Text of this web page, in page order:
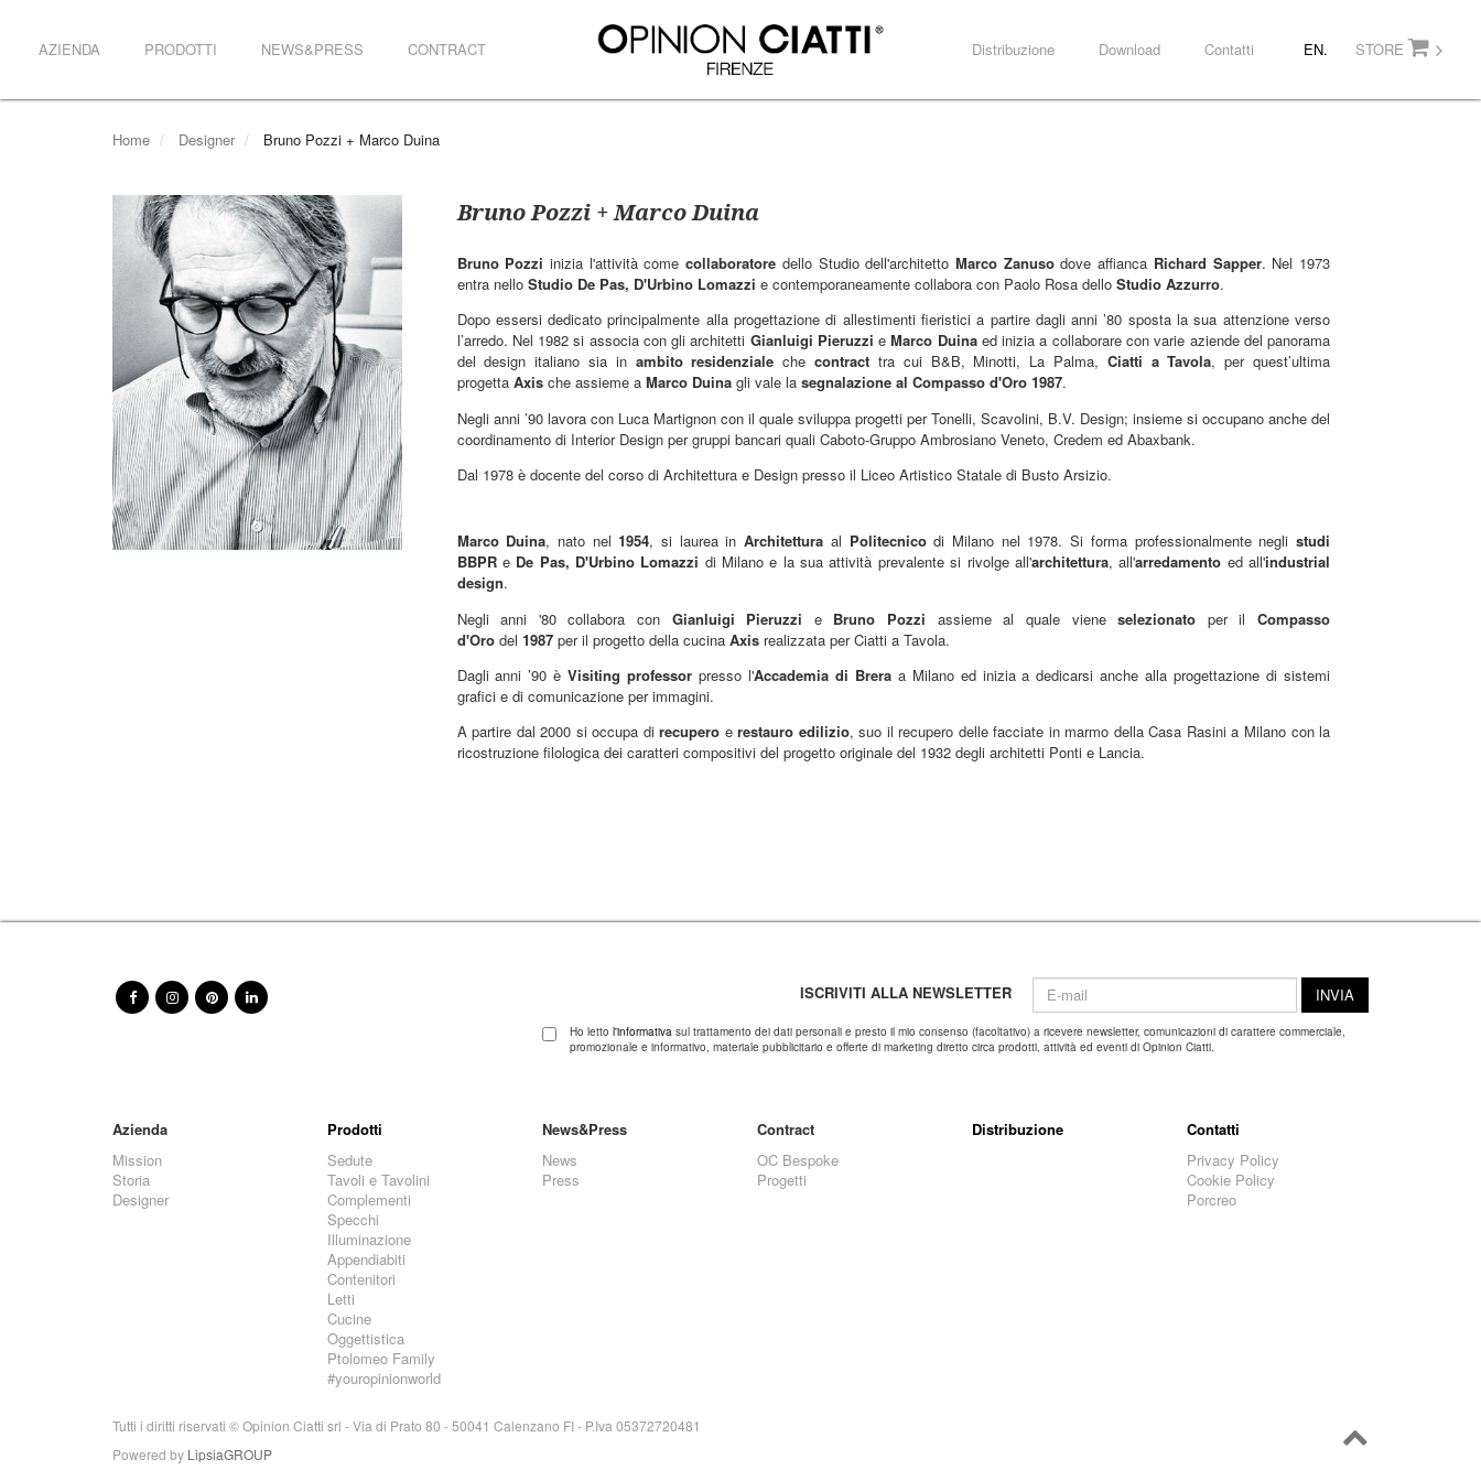
AZIENDA PRODOTTI NEWS&PRESS CONTRACT STORE
EN.
Distribuzione Download Contatti
Home Designer Bruno Pozzi + Marco Duina
Bruno Pozzi + Marco Duina
Bruno Pozzi inizia l'attività comecollaboratore dello Studio dell'architetto Marco Zanusodove affianca Richard Sapper. Nel 1973
entra nello Studio De Pas, D'Urbino Lomazzi e contemporaneamente collabora con Paolo Rosa dello Studio Azzurro.
Dopo essersi dedicato principalmente alla progettazione di allestimenti fieristici a partire dagli anni ’80 sposta la sua attenzione verso
l’arredo. Nel 1982 si associa con gli architetti Gianluigi Pieruzzi eMarco Duinaed inizia a collaborare con varie aziende del panorama
del design italiano sia in ambito residenziale checontract tra cui B&B, Minotti, La Palma, Ciatti a Tavola, per quest’ultima
progetta Axische assieme a Marco Duinagli vale la segnalazione al Compasso d'Oro 1987.
Negli anni ’90 lavora con Luca Martignon con il quale sviluppa progetti per Tonelli, Scavolini, B.V. Design; insieme si occupano anche del
coordinamento di Interior Design per gruppi bancari quali Caboto-Gruppo Ambrosiano Veneto, Credem ed Abaxbank.
Dal 1978 è docente del corso di Architettura e Design presso il Liceo Artistico Statale di Busto Arsizio.
Marco Duina, nato nel1954, si laurea inArchitettura al Politecnicodi Milano nel 1978. Si forma professionalmente neglistudi
BBPRe De Pas, D'Urbino Lomazzi di Milano e la sua attività prevalente si rivolge all'architettura, all'arredamento ed all'industrial
design.
Negli anni '80 collabora con Gianluigi Pieruzzi e Bruno Pozzi assieme al quale vieneselezionato per ilCompasso
d'Orodel 1987per il progetto della cucina Axisrealizzata per Ciatti a Tavola.
Dagli anni ’90 èVisiting professor presso l'Accademia di Breraa Milano ed inizia a dedicarsi anche alla progettazione di sistemi
grafici e di comunicazione per immagini.
A partire dal 2000 si occupa direcupero erestauro edilizio, suo il recupero delle facciate in marmo della Casa Rasini a Milano con la
ricostruzione filologica dei caratteri compositivi del progetto originale del 1932 degli architetti Ponti e Lancia.
ISCRIVITI ALLA NEWSLETTER INVIA
Ho letto l'informativa sul trattamento dei dati personali e presto il mio consenso (facoltativo) a ricevere newsletter, comunicazioni di carattere commerciale,
promozionale e informativo, materiale pubblicitario e offerte di marketing diretto circa prodotti, attività ed eventi di Opinion Ciatti.
Azienda
Mission
Storia
Designer
Prodotti
Sedute
Tavoli e Tavolini
Complementi
Specchi
Illuminazione
Appendiabiti
Contenitori
Letti
Cucine
Oggettistica
Ptolomeo Family
#youropinionworld
News&Press
News
Press
Contract
OC Bespoke
Progetti
Distribuzione
Contatti
Privacy Policy
Cookie Policy
Porcreo
Tutti i diritti riservati © Opinion Ciatti srl - Via di Prato 80 - 50041 Calenzano FI - P.Iva 05372720481
Powered by LipsiaGROUP